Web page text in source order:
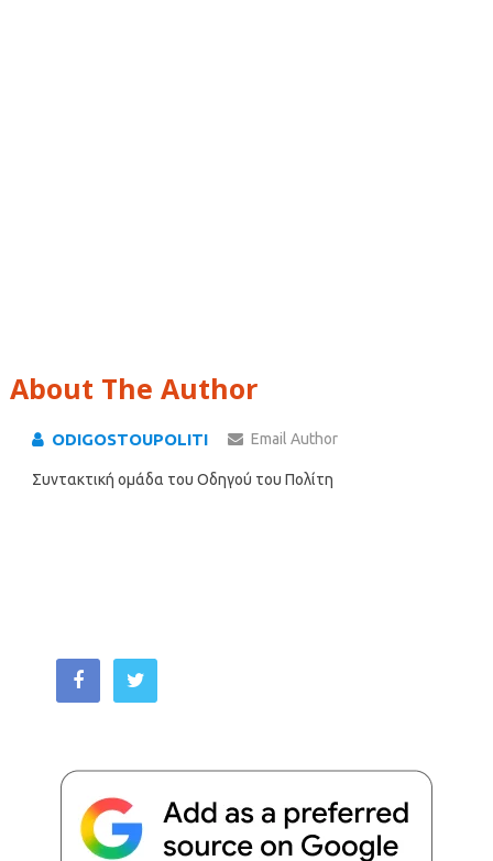
About The Author
ODIGOSTOUPOLITI Email Author
Συντακτική ομάδα του Οδηγού του Πολίτη